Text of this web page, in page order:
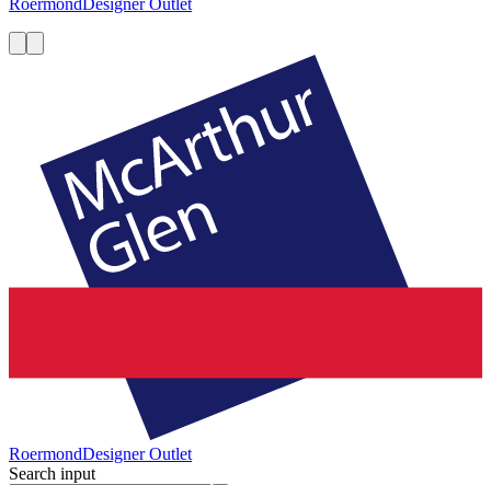
RoermondDesigner Outlet
Search input